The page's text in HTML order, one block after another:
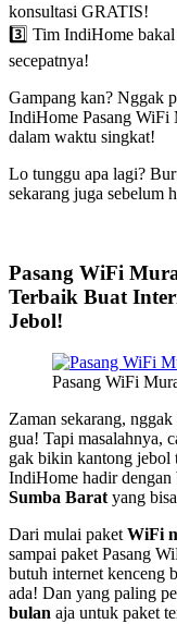
konsultasi GRATIS!
3️⃣ Tim IndiHome bakal
secepatnya!
Gampang kan? Nggak
IndiHome Pasang WiFi
dalam waktu singkat!
Lo tunggu apa lagi?
sekarang juga sebelum
Pasang WiFi
Terbaik Buat
Jebol!
Pasang WiFi
Zaman sekarang,
gua! Tapi masalahnya,
gak bikin kantong jebol
IndiHome hadir dengan
Sumba Baratyang
Dari mulai paketWiFi
sampai paket Pasang
butuh internet kenceng
ada! Dan yang paling
bulan aja untuk paket